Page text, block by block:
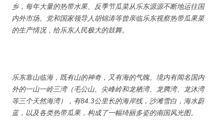
乡，每年大量的热带水果、反季节瓜菜从乐东源源不断地运往国
内外市场。党和国家领导人胡锦涛等曾亲临乐东视察热带瓜果菜
的生产情况，给乐东人民极大的鼓舞。
乐东靠山临海，既有山的神奇，又有海的气魄。境内有闻名国内
外的一山一岭三湾（毛公山、尖峰岭和龙栖湾、龙腾湾、龙沐湾
等三个天然海湾），有84.3公里长的海岸线，沙滩雪白，海水蔚
蓝，以及各类热带瓜果，构成了一幅绮丽多姿的南国风光图。